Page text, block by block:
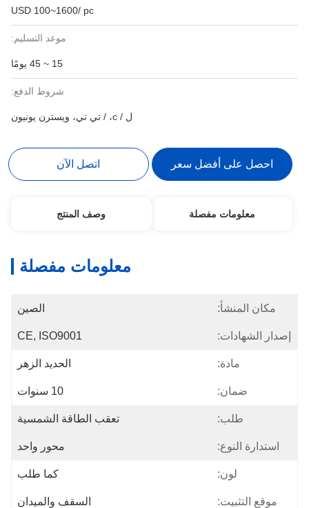
USD 100~1600/ pc
موعد التسليم:
15 ~ 45 يومًا
شروط الدفع:
ل / c، / تي تي، ويسترن يونيون
احصل على أفضل سعر اتصل الآن
معلومات مفصلة وصف المنتج
معلومات مفصلة
مكان المنشأ: الصين
إصدار الشهادات: CE, ISO9001
مادة: الحديد الزهر
ضمان: 10 سنوات
طلب: تعقب الطاقة الشمسية
استدارة النوع: محور واحد
لون: كما طلب
موقع التثبيت: السقف والميدان